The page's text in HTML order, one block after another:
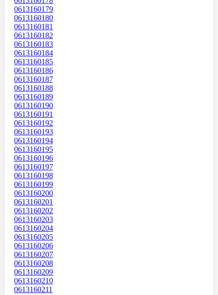
0613160179
0613160180
0613160181
0613160182
0613160183
0613160184
0613160185
0613160186
0613160187
0613160188
0613160189
0613160190
0613160191
0613160192
0613160193
0613160194
0613160195
0613160196
0613160197
0613160198
0613160199
0613160200
0613160201
0613160202
0613160203
0613160204
0613160205
0613160206
0613160207
0613160208
0613160209
0613160210
0613160211